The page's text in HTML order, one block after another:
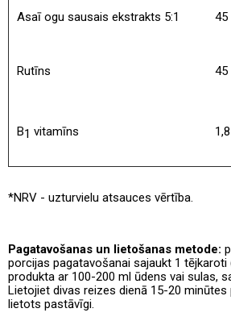
Asaī ogu sausais ekstrakts 5:1 45
Rutīns 45
B1 vitamīns
*NRV - uzturvielu atsauces vērtība.
Pagatavošanas un lietošanas metode:
porcijas pagatavošanai sajaukt 1 tējkaroti
produkta ar 100-200 ml ūdens vai sulas,
Lietojiet divas reizes dienā 15-20
lietots pastāvīgi.